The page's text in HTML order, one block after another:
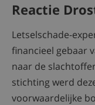
Reactie
Letselschade-
financieel gebaar
naar de
stichting werd
voorwaardelijke